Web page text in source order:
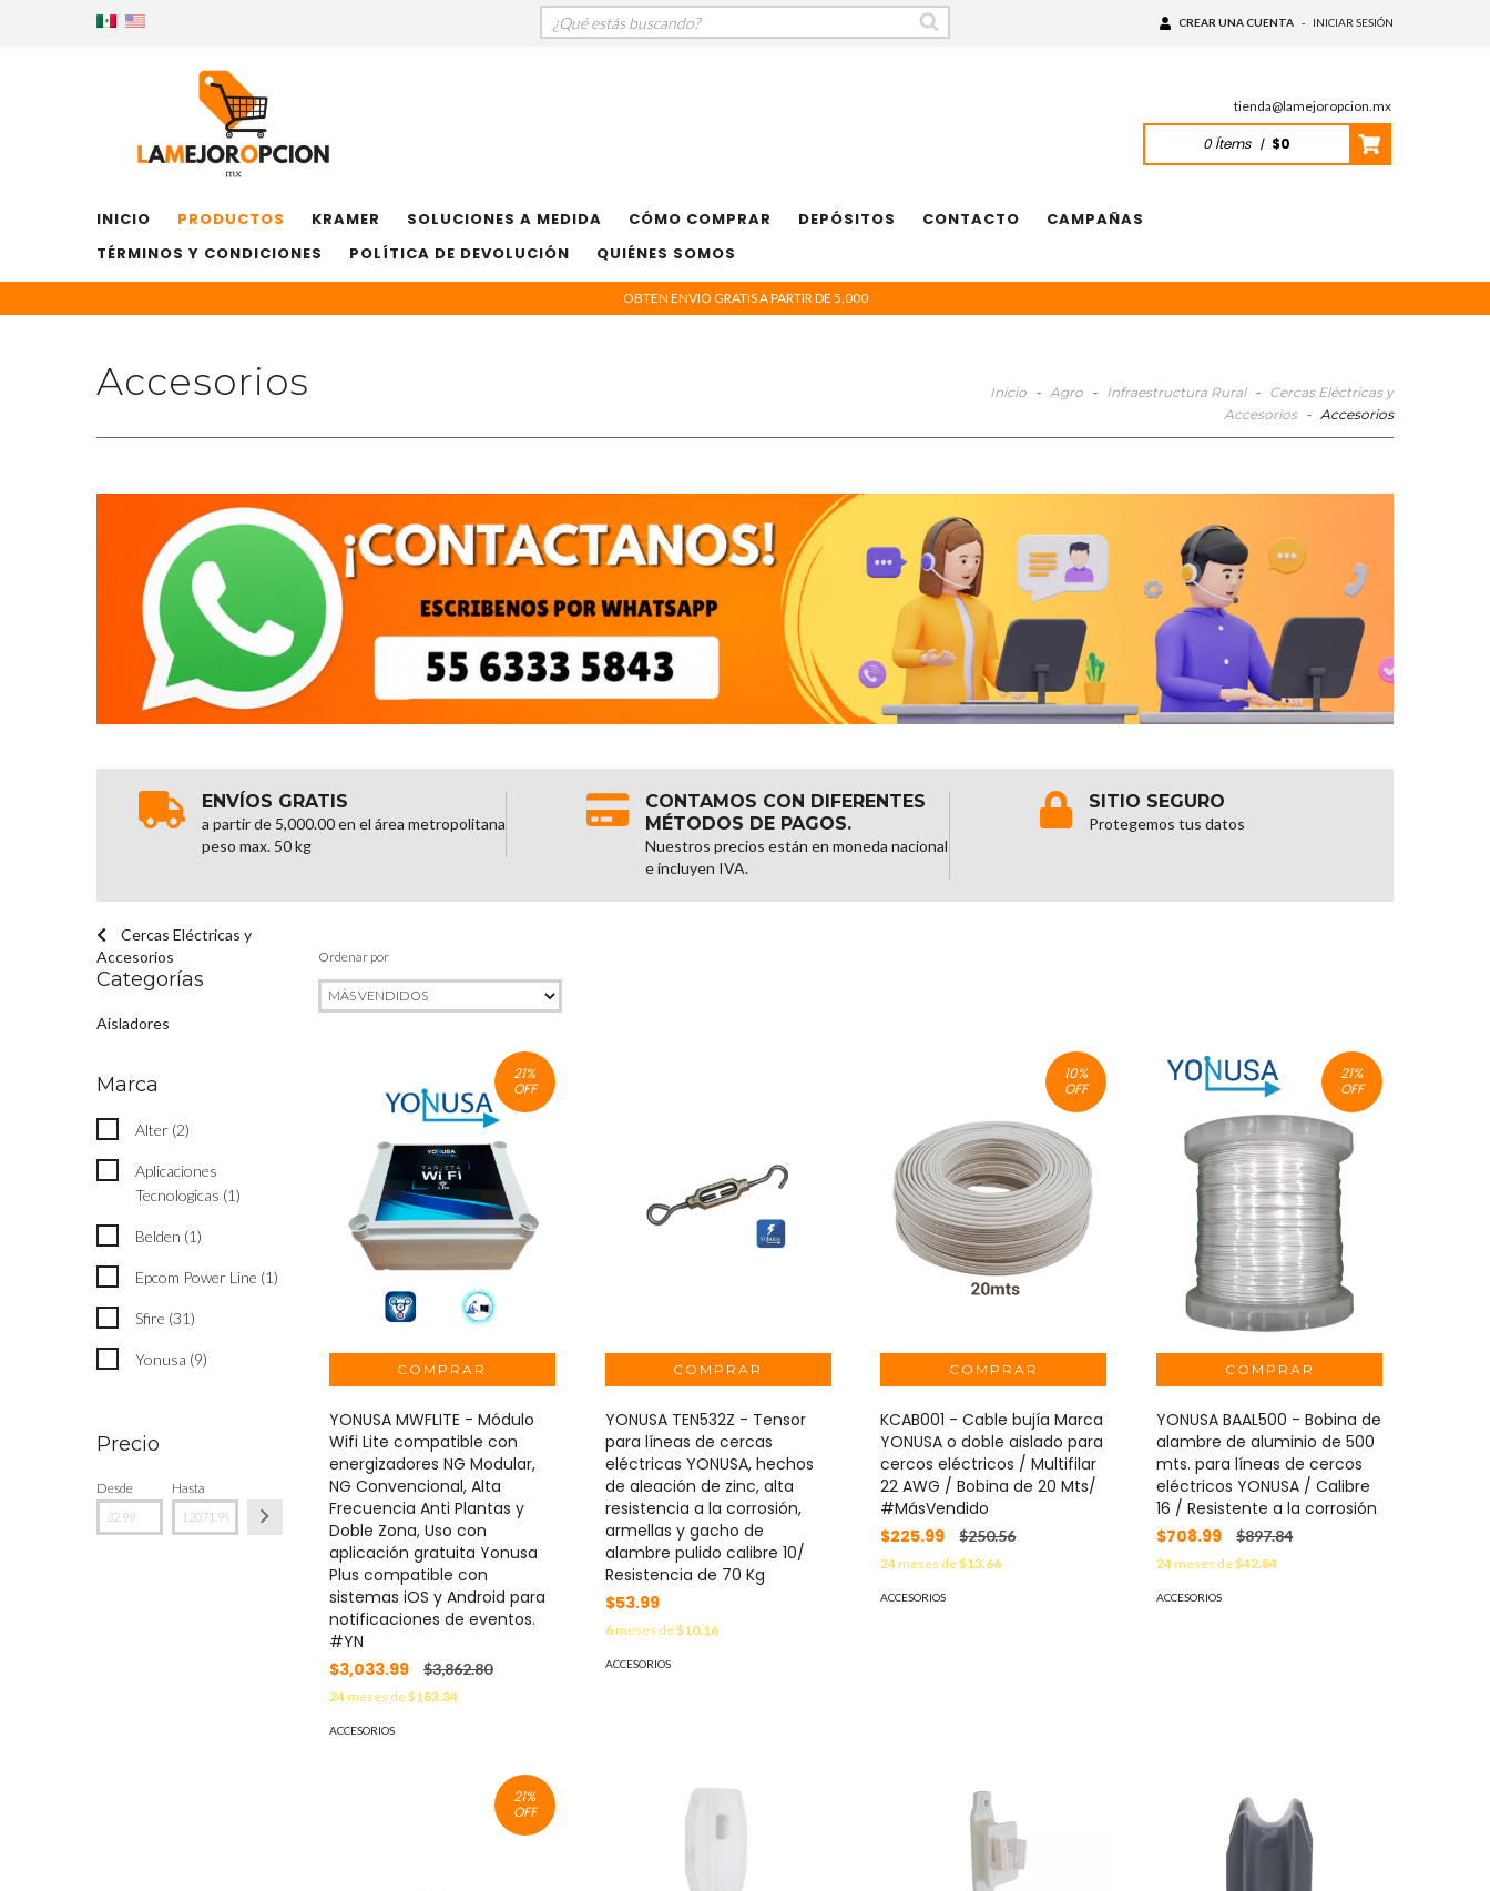
CREAR UNA CUENTA - INICIAR SESIÓN
tienda@lamejoropcion.mx
0Ítems | $0
INICIO PRODUCTOS KRAMER SOLUCIONES A MEDIDA CÓMO COMPRAR DEPÓSITOS CONTACTO
CAMPAÑAS
TÉRMINOS Y CONDICIONES
POLÍTICA DE DEVOLUCIÓN QUIÉNES SOMOS
OBTEN ENVIO GRATIS A PARTIR DE 5,000
Accesorios Inicio - Agro - Infraestructura Rural - Cercas Eléctricas y
Accesorios - Accesorios
ENVÍOS GRATIS
a partir de 5,000.00 en el área metropolitana
peso max. 50 kg
CONTAMOS CON DIFERENTES
MÉTODOS DE PAGOS.
Nuestros precios están en moneda nacional
e incluyen IVA.
SITIO SEGURO
Protegemos tus datos
Cercas Eléctricas y
Accesorios
Categorías
Aisladores
Marca
Alter (2)
Aplicaciones
Tecnologicas (1)
Belden (1)
Epcom Power Line (1)
Sfire (31)
Yonusa (9)
Precio
Desde Hasta
Ordenar por
21%
OFF
YONUSA MWFLITE - Módulo
Wifi Lite compatible con
energizadores NG Modular,
NG Convencional, Alta
Frecuencia Anti Plantas y
Doble Zona, Uso con
aplicación gratuita Yonusa
Plus compatible con
sistemas iOS y Android para
notificaciones de eventos.
#YN
$3,033.99
$3,862.80
24meses de$183.34
ACCESORIOS
YONUSA TEN532Z - Tensor
para líneas de cercas
eléctricas YONUSA, hechos
de aleación de zinc, alta
resistencia a la corrosión,
armellas y gacho de
alambre pulido calibre 10/
Resistencia de 70 Kg
$53.99
6meses de$10.16
ACCESORIOS
10%
OFF
KCAB001 - Cable bujía Marca
YONUSA o doble aislado para
cercos eléctricos / Multifilar
22 AWG / Bobina de 20 Mts/
#MásVendido
$225.99
$250.56
24meses de$13.66
ACCESORIOS
21%
OFF
YONUSA BAAL500 - Bobina de
alambre de aluminio de 500
mts. para líneas de cercos
eléctricos YONUSA / Calibre
16 / Resistente a la corrosión
$708.99
$897.84
24meses de$42.84
ACCESORIOS
21%
OFF